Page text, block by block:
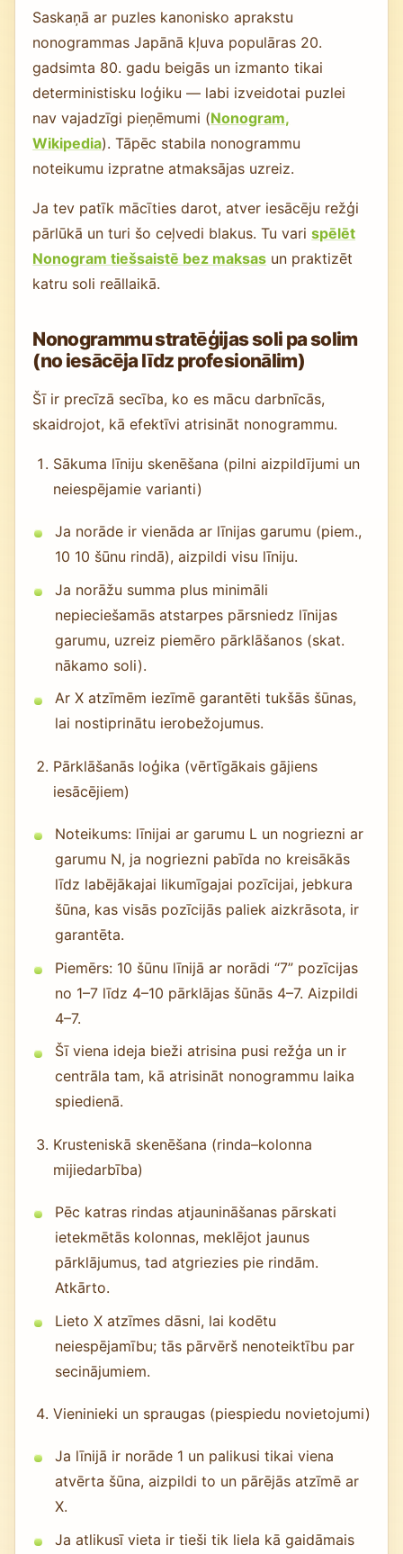
Saskaņā ar puzles kanonisko aprakstu
nonogrammas Japānā kļuva populāras 20.
gadsimta 80. gadu beigās un izmanto tikai
deterministisku loģiku — labi izveidotai puzlei
nav vajadzīgi pieņēmumi (Nonogram,
Wikipedia). Tāpēc stabila nonogrammu
noteikumu izpratne atmaksājas uzreiz.
Ja tev patīk mācīties darot, atver iesācēju režģi
pārlūkā un turi šo ceļvedi blakus. Tu varispēlēt
Nonogram tiešsaistē bez maksas un praktizēt
katru soli reāllaikā.
Nonogrammu stratēģijas soli pa solim
(no iesācēja līdz profesionālim)
Šī ir precīzā secība, ko es mācu darbnīcās,
skaidrojot, kā efektīvi atrisināt nonogrammu.
Sākuma līniju skenēšana (pilni aizpildījumi un
neiespējamie varianti)
Ja norāde ir vienāda ar līnijas garumu (piem.,
10 10 šūnu rindā), aizpildi visu līniju.
Ja norāžu summa plus minimāli
nepieciešamās atstarpes pārsniedz līnijas
garumu, uzreiz piemēro pārklāšanos (skat.
nākamo soli).
Ar X atzīmēm iezīmē garantēti tukšās šūnas,
lai nostiprinātu ierobežojumus.
Pārklāšanās loģika (vērtīgākais gājiens
iesācējiem)
Noteikums: līnijai ar garumu L un nogriezni ar
garumu N, ja nogriezni pabīda no kreisākās
līdz labējākajai likumīgajai pozīcijai, jebkura
šūna, kas visās pozīcijās paliek aizkrāsota, ir
garantēta.
Piemērs: 10 šūnu līnijā ar norādi “7” pozīcijas
no 1–7 līdz 4–10 pārklājas šūnās 4–7. Aizpildi
4–7.
Šī viena ideja bieži atrisina pusi režģa un ir
centrāla tam, kā atrisināt nonogrammu laika
spiedienā.
Krusteniskā skenēšana (rinda–kolonna
mijiedarbība)
Pēc katras rindas atjaunināšanas pārskati
ietekmētās kolonnas, meklējot jaunus
pārklājumus, tad atgriezies pie rindām.
Atkārto.
Lieto X atzīmes dāsni, lai kodētu
neiespējamību; tās pārvērš nenoteiktību par
secinājumiem.
Vieninieki un spraugas (piespiedu novietojumi)
Ja līnijā ir norāde 1 un palikusi tikai viena
atvērta šūna, aizpildi to un pārējās atzīmē ar
X.
Ja atlikusī vieta ir tieši tik liela kā gaidāmais